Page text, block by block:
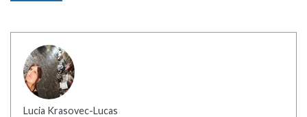
Lucia Krasovec-Lucas